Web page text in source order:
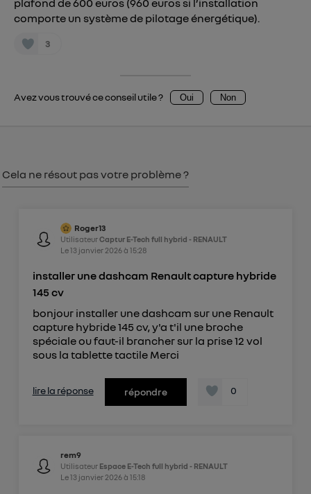
plafond de 600 euros (960 euros si l’installation
comporte un système de pilotage énergétique).
3
Avez vous trouvé ce conseil utile ? Oui Non
Cela ne résout pas votre problème ?
Roger13
UtilisateurCaptur E-Tech full hybrid - RENAULT
Le13 janvier 2026à 15:28
installer une dashcam Renault capture hybride
145 cv
bonjour installer une dashcam sur une Renault
capture hybride 145 cv, y'a t'il une broche
spéciale ou faut-il brancher sur la prise 12 vol
sous la tablette tactile Merci
lire la réponse répondre 0
rem9
Utilisateur Espace E-Tech full hybrid - RENAULT
Le13 janvier 2026à 15:18
Vous pouvez à tout moment retirer ce
") ou via la page « gérer Utiq » en bas de ce site.
personnelles d'Utiq